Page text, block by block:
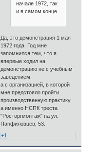
начале 1972, так
и в самом конце.
Да, это демонстрация 1 мая
1972 года. Год мне
запомнился тем, что я
впервые ходил на
демонстрацию не с учебным
заведением,
а с организацией, в которой
мне предстояло пройти
производственную практику,
а именно НСПК треста
"Росторгмонтаж" на ул.
Панфиловцев, 53.
+1